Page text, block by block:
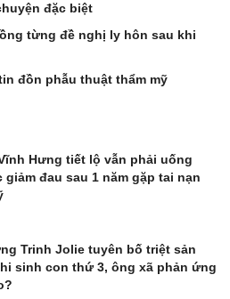
đặc biệt
từng đề nghị ly hôn sau khi
đồn phẫu thuật thẩm mỹ
Hưng tiết lộ vẫn phải uống
giảm đau sau 1 năm gặp tai nạn
Trinh Jolie tuyên bố triệt sản
sinh con thứ 3, ông xã phản ứng